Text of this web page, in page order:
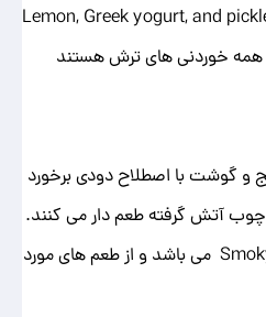
Lemon, Greek yogurt, and
همه خوردنی های ترش هستند
گوشت با اصطلاح دودی برخورد
چوب آتش گرفته طعم دار می کنند.
این اصطلاح در زبان انگلیسی Smoky می باشد و از طعم های مورد